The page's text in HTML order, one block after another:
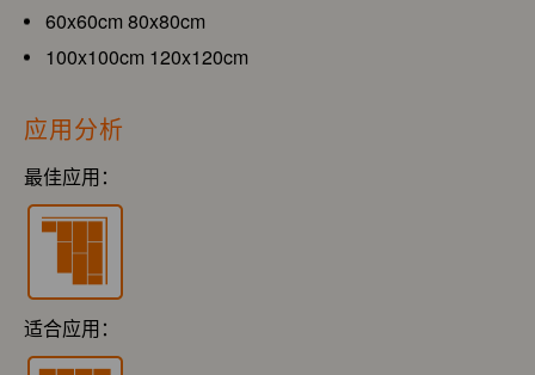
60x60cm 80x80cm
100x100cm 120x120cm
应用分析
最佳应用：
适合应用：